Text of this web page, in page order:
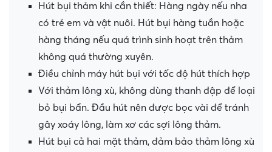
Hút bụi thảm khi cần thiết: Hàng ngày nếu nha
có trẻ em và vật nuôi. Hút bụi hàng tuần hoặc
hàng tháng nếu quá trình sinh hoạt trên thảm
không quá thường xuyên.
Điều chỉnh máy hút bụi với tốc độ hút thích hợp
Với thảm lông xù, không dùng thanh đập để loại
bỏ bụi bẩn. Đầu hút nên được bọc vài để tránh
gây xoáy lông, làm xơ các sợi lông thảm.
Hút bụi cả hai mặt thảm, đảm bảo thảm lông xù